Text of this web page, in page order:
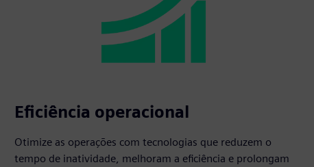
Eficiência operacional
Otimize as operações com tecnologias que reduzem o
tempo de inatividade, melhoram a eficiência e prolongam